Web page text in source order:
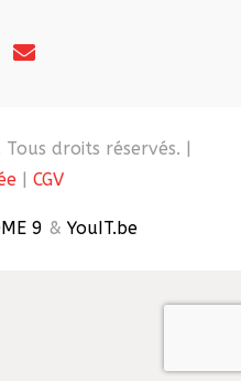
droits réservés. |
| CGV
9 & YouIT.be